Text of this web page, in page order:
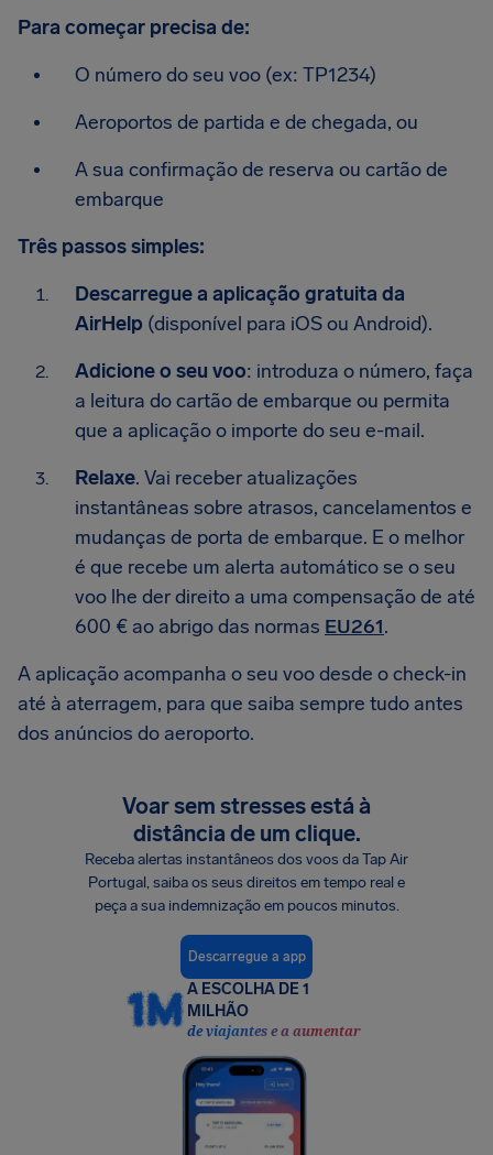
Para começar precisa de:
O número do seu voo (ex: TP1234)
Aeroportos de partida e de chegada, ou
A sua confirmação de reserva ou cartão de
embarque
Três passos simples:
Descarregue a aplicação gratuita da
AirHelp (disponível para iOS ou Android).
Adicione o seu voo: introduza o número, faça
a leitura do cartão de embarque ou permita
que a aplicação o importe do seu e-mail.
Relaxe. Vai receber atualizações
instantâneas sobre atrasos, cancelamentos e
mudanças de porta de embarque. E o melhor
é que recebe um alerta automático se o seu
voo lhe der direito a uma compensação de até
600 € ao abrigo das normas EU261.
A aplicação acompanha o seu voo desde o check-in
até à aterragem, para que saiba sempre tudo antes
dos anúncios do aeroporto.
Voar sem stresses está à
distância de um clique.
Receba alertas instantâneos dos voos da Tap Air
Portugal, saiba os seus direitos em tempo real e
peça a sua indemnização em poucos minutos.
Descarregue a app
A ESCOLHA DE 1
MILHÃO
de viajantes e a aumentar